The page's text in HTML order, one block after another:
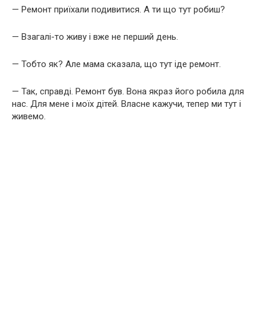
— Ремонт приїхали подивитися. А ти що тут робиш?
— Взагалі-то живу і вже не перший день.
— Тобто як? Але мама сказала, що тут іде ремонт.
— Так, справді. Ремонт був. Вона якраз його робила для
нас. Для мене і моїх дітей. Власне кажучи, тепер ми тут і
живемо.